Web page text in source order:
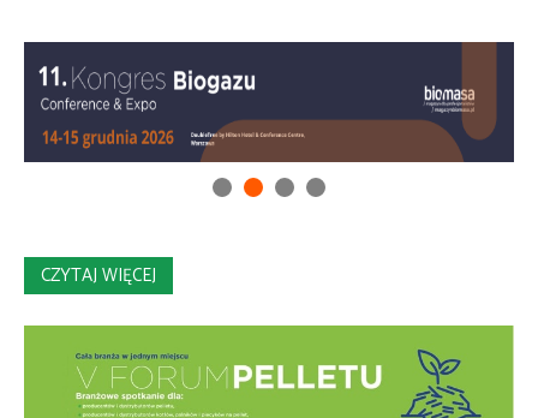
CZYTAJ WIĘCEJ